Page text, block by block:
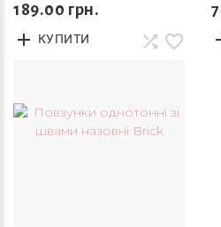
189.00 грн.
КУПИТИ